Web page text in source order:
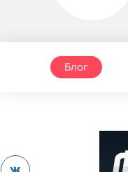
Блог